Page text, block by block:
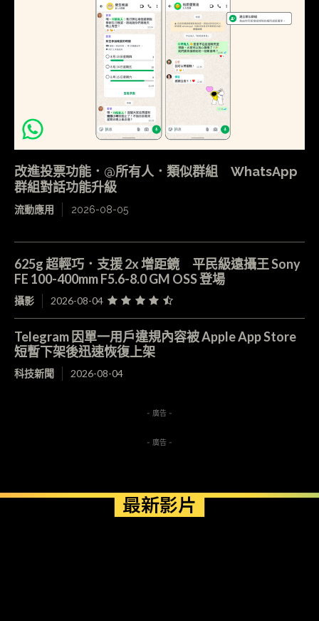
改進投票功能．@所有人．類似群組 WhatsApp
群組對話功能升級
流動應用 2026-08-05
625g 超輕巧．支援 2x 增距鏡 平民級遠攝王 Sony
FE 100-400mm F5.6-8.0 GM OSS 登場
攝影 2026-08-04
Telegram 因單一用戶違規內容被 Apple App Store
短暫下架後迅速恢復上架
科技新聞 2026-08-04
- 廣告 -
- 廣告 -
最新影片